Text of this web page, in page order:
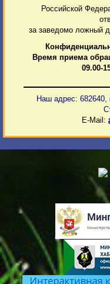
Российской
за заведомо ложный
Время приема
09.00-
Наш адрес: 682640,
E-Mail: